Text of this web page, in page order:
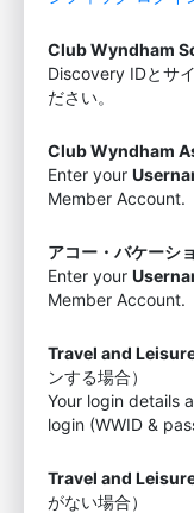
Club Wyndham
Discovery IDとサ
ださい。
Club Wyndham
Enter your
Member Account.
アコー・バケーシ
Enter your
Member Account.
Travel and
ンする場合）
Your login details
login (WWID &
Travel and
がない場合）